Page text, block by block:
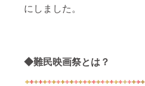
にしました。
◆難民映画祭とは？